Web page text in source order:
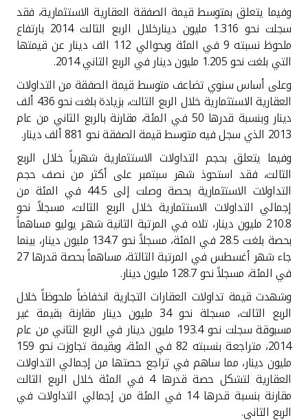
وفيما يتعلق بمتوسط قيمة الصفقة العقارية الاستثمارية، فقد
سجلت نحو 1.316 مليون دينارخلال الربع الثالث 2014 بارتفاع
ملحوظ نسبته 9 في المئة وبحوالي 112 الف دينار عن قيمتها
التي بلغت نحو 1.205 مليون دينار في الربع الثاني 2014
.
وعلى أساس سنوي تضاعف متوسط قيمة الصفقة من التداولات
العقارية الاستثمارية خلال الربع الثالث، بزيادة بلغت نحو 436 ألف
دينار وبنسبة قدرها 50 في المئة، مقارنة بالربع الثاني من عام
2013 الذي سجل فيه متوسط قيمة الصفقة نحو 881 ألف دينار
.
وفيما يتعلق بحجم التداولات الاستثمارية شهرياً خلال الربع
الثالث، فقد استحوذ شهر سبتمبر على أكثر من نصف حجم
التداولات الاستثمارية بحصة وصلت إلى 44.5 في المئة من
إجمالي التداولات الاستثمارية خلال الربع الثالث، مسجلاً نحو
210.8 مليون دينار، تلاه في المرتبة الثانية شهـر يوليو مساهماً
بحصة بلغت 28.5 في المئة، مسجلاً نحو 134.7 مليون دينار، بينما
جاء شهر أغسطس في المرتبة الثالثة، مساهماً بحصة قدرها 27
في المئة، مسجلاً نحو 128.7 مليون دينار
.
وشهدت قيمة تداولات العقارات التجارية انخفاضاً ملحوظاً خلال
الربع الثالث، مسجلة نحو 34 مليون دينار مقارنة بقيمة غير
مسبوقة سجلت نحو 193.4 مليون دينار في الربع الثاني من عام
2014، متراجعة بنسبته 82 في المئة، وبقيمة تجاوزت نحو 159
مليون دينار، مما ساهم في تراجع حصتها من إجمالي التداولات
العقارية لتشكل حصة قدرها 4 في المئة خلال الربع الثالث
مقارنة بنسبة قدرها 14 في المئة من إجمالي التداولات في
الربع الثاني.